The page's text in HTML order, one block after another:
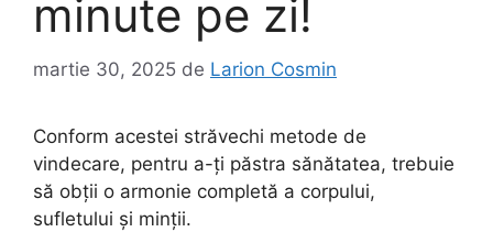
minute pe zi!
martie 30, 2025 de Larion Cosmin
Conform acestei străvechi metode de
vindecare, pentru a-ți păstra sănătatea, trebuie
să obții o armonie completă a corpului,
sufletului și minții.